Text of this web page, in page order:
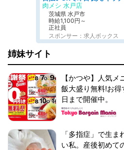
肉メシ 水戸店
茨城県 水戸市
時給1,100円～
正社員
スポンサー：求人ボックス
姉妹サイト
【かつや】人気
飯大盛り無料!お
日まで開催中。
「多指症」で生
い私。産後初めて